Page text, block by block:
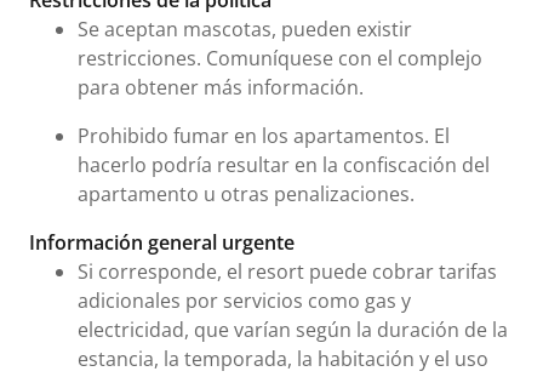
Se aceptan mascotas, pueden existir
restricciones. Comuníquese con el complejo
para obtener más información.
Prohibido fumar en los apartamentos. El
hacerlo podría resultar en la confiscación del
apartamento u otras penalizaciones.
Información general urgente
Si corresponde, el resort puede cobrar tarifas
adicionales por servicios como gas y
electricidad, que varían según la duración de la
estancia, la temporada, la habitación y el uso